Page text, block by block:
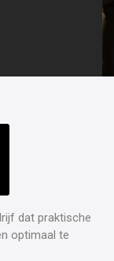
dat praktische
optimaal te